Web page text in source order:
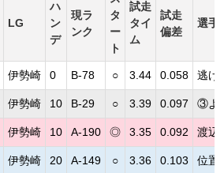
LG
ハ
ン
デ
現ラ
ンク
タ
ー
ト
試走
タイ
ム
試走
偏差
選手
伊勢崎 0 B-78 ○ 3.44 0.058 逃げ
伊勢崎 10 B-29 ○ 3.39 0.097 ③よ
伊勢崎 10 A-190 ◎ 3.35 0.092 渡辺
伊勢崎 20 A-149 ○ 3.36 0.103 位置